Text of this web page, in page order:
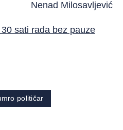
Nenad Milosavljević
sati rada bez pauze
političar